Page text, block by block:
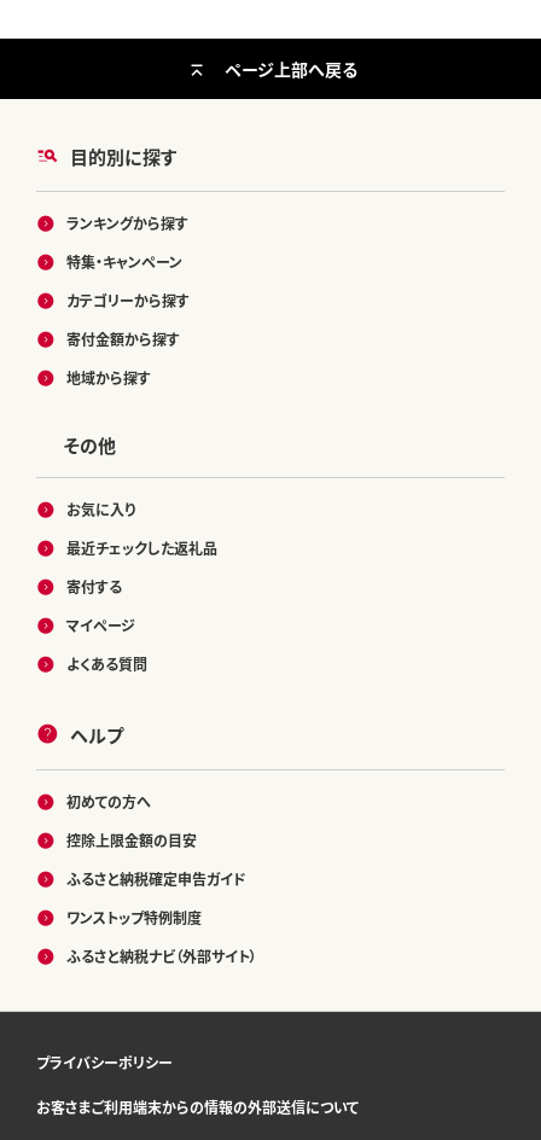
目的別に探す
ランキングから探す
特集・キャンペーン
カテゴリーから探す
寄付金額から探す
地域から探す
その他
お気に入り
最近チェックした返礼品
寄付する
マイページ
よくある質問
ヘルプ
初めての方へ
控除上限金額の目安
ふるさと納税確定申告ガイド
ワンストップ特例制度
ふるさと納税ナビ（外部サイト）
ページ上部へ戻る
プライバシーポリシー
お客さまご利用端末からの情報の外部送信について